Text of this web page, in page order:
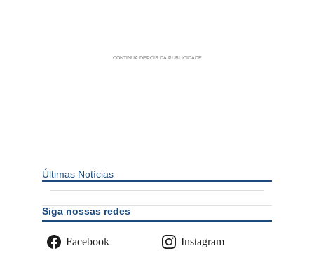
Últimas Notícias
Siga nossas redes
Facebook Instagram